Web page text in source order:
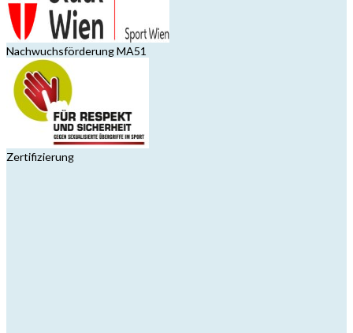
Nachwuchsförderung MA51
Zertifizierung